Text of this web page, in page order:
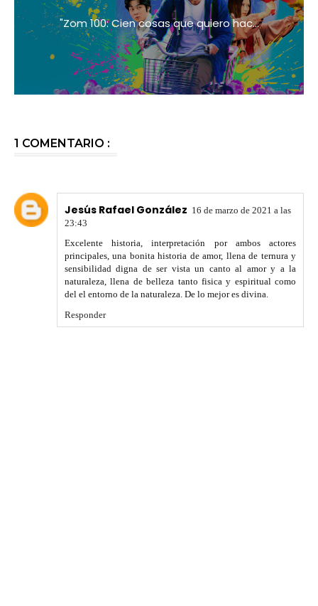
"Zom 100: Cien cosas que quiero hac...
1 COMENTARIO :
Jesús Rafael González 16 de marzo de 2021 a las
23:43
Excelente historia, interpretación por ambos actores
principales, una bonita historia de amor, llena de ternura y
sensibilidad digna de ser vista un canto al amor y a la
naturaleza, llena de belleza tanto fisica y espiritual como
del el entorno de la naturaleza. De lo mejor es divina.
Responder